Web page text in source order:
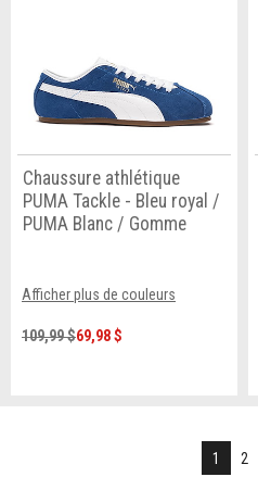
Chaussure athlétique
PUMA Tackle - Bleu royal /
PUMA Blanc / Gomme
Afficher plus de couleurs
109,99 $69,98 $
1 2